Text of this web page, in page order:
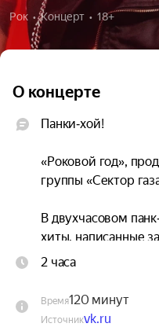
Рок  •  Концерт  •  18+
О концерте
Панки‑хой!
«Роковой год»,
группы «Сектор
В двухчасовом
хиты, написанные
группы, а также
«Гребите ближе к
вами В.И.А. Роковой
2 часа
Время120 минут
Источникvk.ru